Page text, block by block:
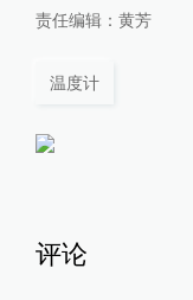
责任编辑： 黄芳
温度计
评论